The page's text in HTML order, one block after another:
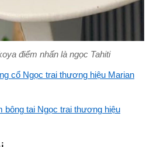
điểm nhấn là ngọc Tahiti
cổ Ngọc trai thương hiệu Marian
bông tai Ngọc trai thương hiệu